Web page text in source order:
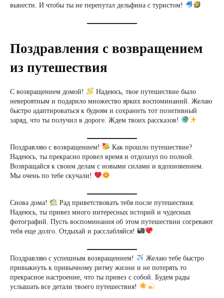
вынести. И чтобы ты не перепутал дельфина с туристом!
Поздравления с возвращением
из путешествия
С возвращением домой!
Надеюсь, твое путешествие было
невероятным и подарило множество ярких воспоминаний. Желаю
быстро адаптироваться к будням и сохранить тот позитивный
заряд, что ты получил в дороге. Ждем твоих рассказов!
Поздравляю с возвращением!
Как прошло путешествие?
Надеюсь, ты прекрасно провел время и отдохнул по полной.
Возвращайся к своим делам с новыми силами и вдохновением.
Мы очень по тебе скучали!
Снова дома!
Рад приветствовать тебя после путешествия.
Надеюсь, ты привез много интересных историй и чудесных
фотографий. Пусть воспоминания об этом путешествии согревают
тебя еще долго. Отдыхай и расслабляйся!
Поздравляю с успешным возвращением!
Желаю тебе быстро
привыкнуть к привычному ритму жизни и не потерять то
прекрасное настроение, что ты привез с собой. Будем рады
услышать все детали твоего путешествия!